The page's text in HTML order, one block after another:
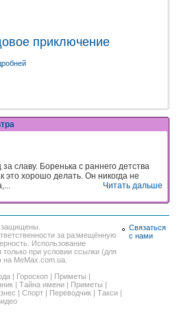
приключение
славу. Боренька с раннего детства
это хорошо делать. Он никогда не
Читать дальше
защищены.
за размещённую
Использование
только при условии ссылки (для
на MeMax.com.ua.
| Гороскоп | Приметы |
| Тайна имени | Приметы |
| Спорт | Переводчик | Такси |
Связаться
с нами